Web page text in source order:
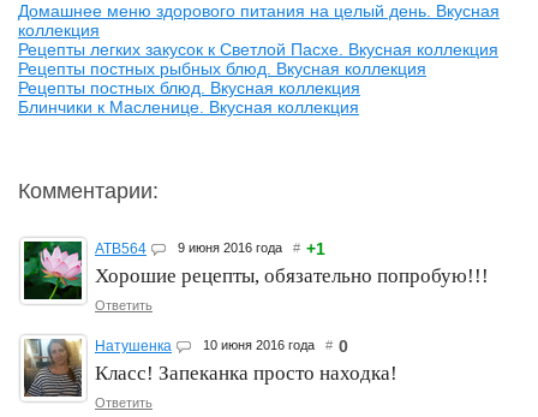
Домашнее меню здорового питания на целый день. Вкусная
коллекция
Рецепты легких закусок к Светлой Пасхе. Вкусная коллекция
Рецепты постных рыбных блюд. Вкусная коллекция
Рецепты постных блюд. Вкусная коллекция
Блинчики к Масленице. Вкусная коллекция
Комментарии:
ATB564 9 июня 2016 года # +1
Хорошие рецепты, обязательно попробую!!!
Ответить
Натушенка 10 июня 2016 года # 0
Класс! Запеканка просто находка!
Ответить